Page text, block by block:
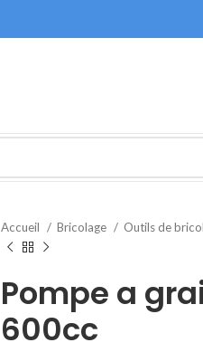
Accueil Bricolage Outils de
Pompe a
600cc